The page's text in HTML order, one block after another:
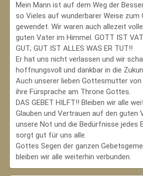
Mein Mann ist auf dem Weg der
so Vieles auf wunderbarer Weise zum
gewendet. Wir waren auch allezeit
guten Vater im Himmel. GOTT IST
GUT; GUT IST ALLES WAS ER TUT!!
Er hat uns nicht verlassen und wir
hoffnungsvoll und dankbar in die
Auch unserer lieben Gottesmutter
ihre Fürsprache am Throne Gottes.
DAS GEBET HILFT!! Bleiben wir alle
Glauben und Vertrauen auf den guten
unsere Not und die Bedürfnisse jedes
sorgt gut für uns alle.
Gottes Segen der ganzen
bleiben wir alle weiterhin verbunden.